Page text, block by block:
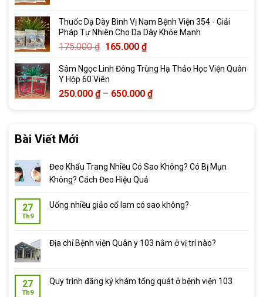
Thuốc Dạ Dày Bình Vị Nam Bệnh Viện 354 - Giải
Pháp Tự Nhiên Cho Dạ Dày Khỏe Mạnh
175.000₫ Giá
là:
175.000 ₫.
165.000 ₫Giá
tại
165.000 ₫.
Sâm Ngọc Linh Đông Trùng Hạ Thảo Học Viện Quân
Y Hộp 60 Viên
250.000 ₫ – 650.000 ₫Khoảng
Bài Viết Mới
Đeo Khẩu Trang Nhiều Có Sao Không? Có Bị Mụn
Không? Cách Đeo Hiệu Quả
27
Th9
Uống nhiều giảo cổ lam có sao không?
Địa chỉ Bệnh viện Quân y 103 nằm ở vị trí nào?
27
Th9
Quy trình đăng ký khám tổng quát ở bệnh viện 103